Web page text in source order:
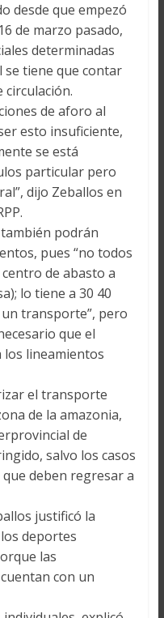
desde que empezó
de marzo pasado,
determinadas
tiene que contar
circulación.
de aforo al
esto insuficiente,
se está
particular pero
dijo Zeballos en
podrán
pues “no todos
de abasto a
lo tiene a 30 40
transporte”, pero
que el
los lineamientos
el transporte
de la amazonia,
de
salvo los casos
deben regresar a
justificó la
deportes
las
con un